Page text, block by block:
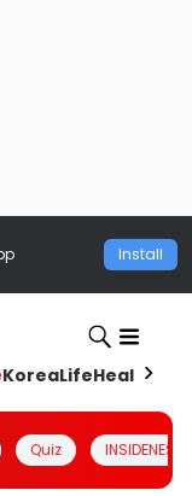
Install
KoreaLifeHealth
Quiz INSIDENESIA